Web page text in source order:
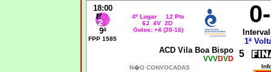
18:00
9ª
FPP 1585
4º Lugar 12 Pts
6J 4V 2D
Golos: +4 (20-16)
1ª
ACD Vila Boa Bispo
VVVDVD 5
N�O CONVOCADAS